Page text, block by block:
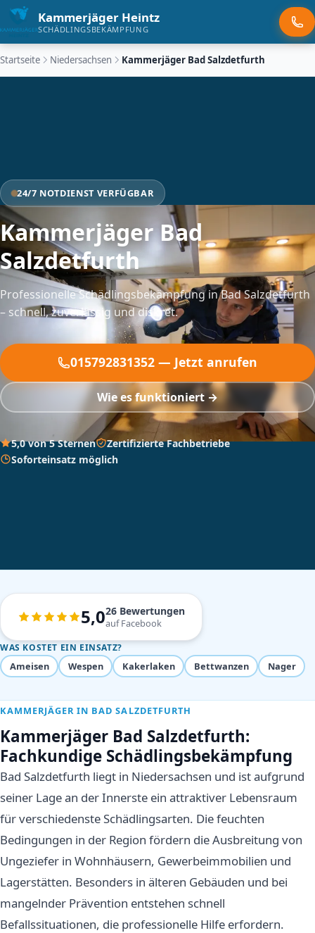
Kammerjäger Heintz
SCHÄDLINGSBEKÄMPFUNG
Startseite Niedersachsen Kammerjäger Bad Salzdetfurth
24/7 NOTDIENST VERFÜGBAR
Kammerjäger Bad
Salzdetfurth
Professionelle Schädlingsbekämpfung in Bad Salzdetfurth
– schnell, zuverlässig und diskret.
015792831352 — Jetzt anrufen
Wie es funktioniert →
5,0 von 5 Sternen
Zertifizierte Fachbetriebe
Soforteinsatz möglich
5,026 Bewertungen
auf Facebook
WAS KOSTET EIN EINSATZ?
Ameisen Wespen Kakerlaken Bettwanzen Nager
KAMMERJÄGER IN BAD SALZDETFURTH
Kammerjäger Bad Salzdetfurth:
Fachkundige Schädlingsbekämpfung
Bad Salzdetfurth liegt in Niedersachsen und ist aufgrund
seiner Lage an der Innerste ein attraktiver Lebensraum
für verschiedenste Schädlingsarten. Die feuchten
Bedingungen in der Region fördern die Ausbreitung von
Ungeziefer in Wohnhäusern, Gewerbeimmobilien und
Lagerstätten. Besonders in älteren Gebäuden und bei
mangelnder Prävention entstehen schnell
Befallssituationen, die professionelle Hilfe erfordern.